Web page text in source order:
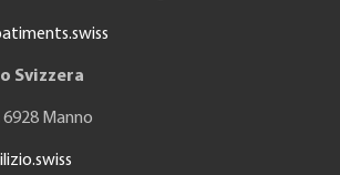
Svizzera
Manno